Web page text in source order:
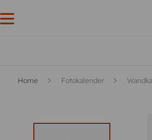
Home Fotokalender